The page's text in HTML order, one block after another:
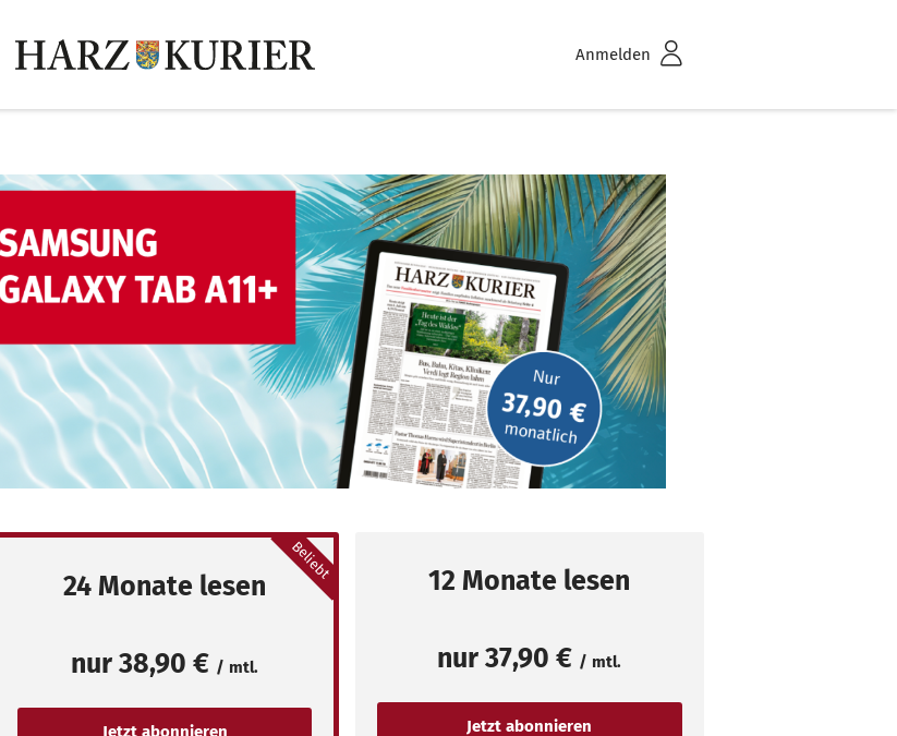
Anmelden
Beliebt
24 Monate lesen
nur 38,90 € / mtl.
12 Monate lesen
nur37,90 € / mtl.